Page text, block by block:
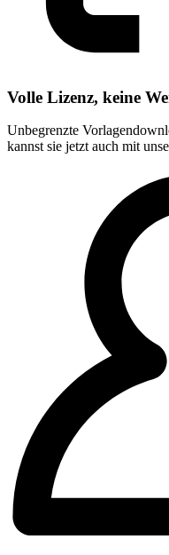
Volle Lizenz, keine
Unbegrenzte
kannst sie jetzt auch mit